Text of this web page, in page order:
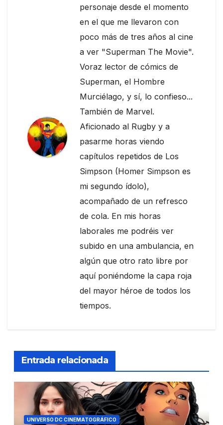
personaje desde el momento
en el que me llevaron con
poco más de tres años al cine
a ver "Superman The Movie".
Voraz lector de cómics de
Superman, el Hombre
Murciélago, y sí, lo confieso...
También de Marvel.
Aficionado al Rugby y a
pasarme horas viendo
capítulos repetidos de Los
Simpson (Homer Simpson es
mi segundo ídolo),
acompañado de un refresco
de cola. En mis horas
laborales me podréis ver
subido en una ambulancia, en
algún que otro rato libre por
aquí poniéndome la capa roja
del mayor héroe de todos los
tiempos.
Entrada relacionada
UNIVERSO DC CINEMATOGRÁFICO